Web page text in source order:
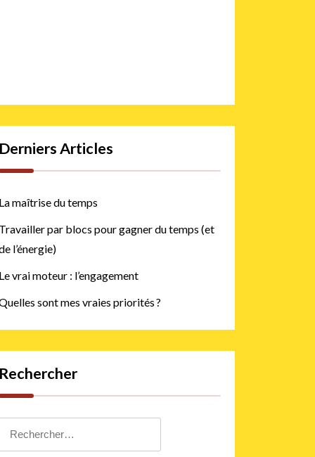
Articles
maîtrise du temps
par blocs pour gagner du temps (et
l’énergie)
vrai moteur : l’engagement
sont mes vraies priorités ?